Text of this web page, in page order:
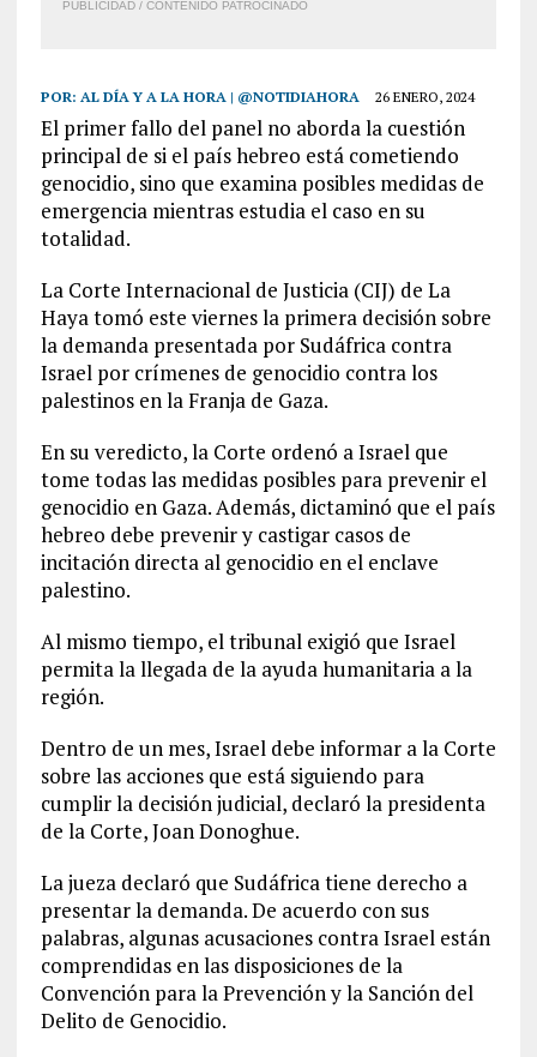
PUBLICIDAD / CONTENIDO PATROCINADO
POR: AL DÍA Y A LA HORA | @NOTIDIAHORA 26 ENERO, 2024
El primer fallo del panel no aborda la cuestión
principal de si el país hebreo está cometiendo
genocidio, sino que examina posibles medidas de
emergencia mientras estudia el caso en su
totalidad.
La Corte Internacional de Justicia (CIJ) de La
Haya tomó este viernes la primera decisión sobre
la demanda presentada por Sudáfrica contra
Israel por crímenes de genocidio contra los
palestinos en la Franja de Gaza.
En su veredicto, la Corte ordenó a Israel que
tome todas las medidas posibles para prevenir el
genocidio en Gaza. Además, dictaminó que el país
hebreo debe prevenir y castigar casos de
incitación directa al genocidio en el enclave
palestino.
Al mismo tiempo, el tribunal exigió que Israel
permita la llegada de la ayuda humanitaria a la
región.
Dentro de un mes, Israel debe informar a la Corte
sobre las acciones que está siguiendo para
cumplir la decisión judicial, declaró la presidenta
de la Corte, Joan Donoghue.
La jueza declaró que Sudáfrica tiene derecho a
presentar la demanda. De acuerdo con sus
palabras, algunas acusaciones contra Israel están
comprendidas en las disposiciones de la
Convención para la Prevención y la Sanción del
Delito de Genocidio.